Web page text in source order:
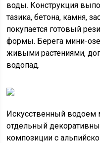
воды. Конструкция
тазика, бетона, камня,
покупается готовый
формы. Берега мини-
живыми растениями,
водопад.
Искусственный водоем
отдельный
композиции с